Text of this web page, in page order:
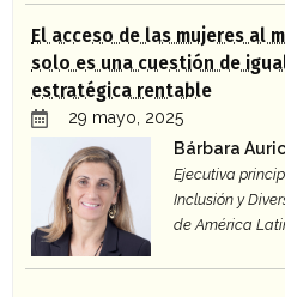
El acceso de las mujeres al
solo es una cuestión de
estratégica rentable
29 mayo, 2025
Bárbara
Ejecutiva
Inclusión y
de América